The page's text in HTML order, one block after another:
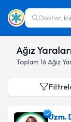
Doktor,
Ağız
Toplam 16 Ağız
Uzm.